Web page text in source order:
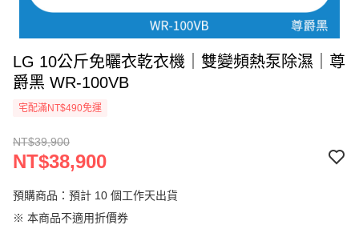
LG 10公斤免曬衣乾衣機｜雙變頻熱泵除濕｜尊
爵黑 WR-100VB
宅配滿NT$490免運
NT$39,900
NT$38,900
預購商品：預計 10 個工作天出貨
※ 本商品不適用折價券